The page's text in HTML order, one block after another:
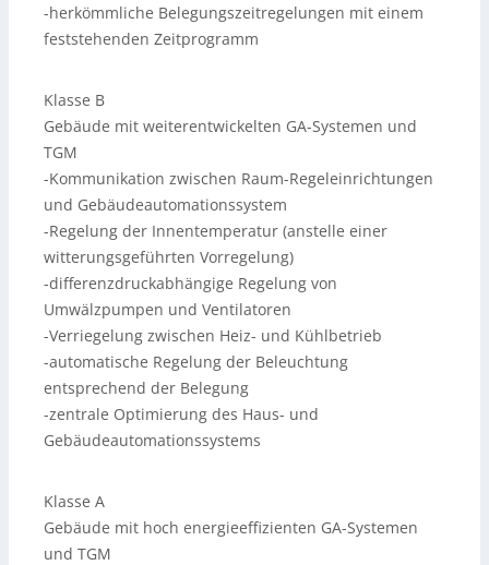
-herkömmliche Belegungszeitregelungen mit einem
feststehenden Zeitprogramm
Klasse B
Gebäude mit weiterentwickelten GA-Systemen und
TGM
-Kommunikation zwischen Raum-Regeleinrichtungen
und Gebäudeautomationssystem
-Regelung der Innentemperatur (anstelle einer
witterungsgeführten Vorregelung)
-differenzdruckabhängige Regelung von
Umwälzpumpen und Ventilatoren
-Verriegelung zwischen Heiz- und Kühlbetrieb
-automatische Regelung der Beleuchtung
entsprechend der Belegung
-zentrale Optimierung des Haus- und
Gebäudeautomationssystems
Klasse A
Gebäude mit hoch energieeffizienten GA-Systemen
und TGM